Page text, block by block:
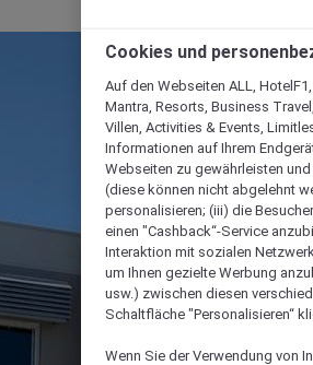
Cookies und
Auf den Webseiten ALL,
Mantra, Resorts, Business
Villen, Activities & Events,
Informationen auf Ihrem
Webseiten zu gewährleisten
(diese können nicht abgelehnt
personalisieren; (iii) die
einen "Cashback“-Service
Interaktion mit sozialen
um Ihnen gezielte Werbung
usw.) zwischen diesen
Schaltfläche "Personalisieren“
Wenn Sie der Verwendung von